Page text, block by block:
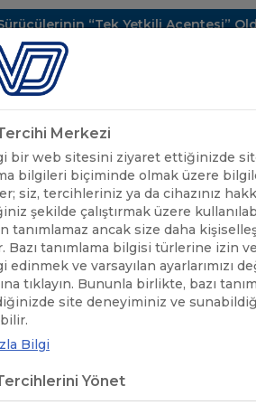
“Tek Yetkili Acentesi” Oldu!
SEKTÖREL BİLGİLER
UND'DEN HABERLER / UND-POLONYA
POLONYA PUESC-
Merkezi
bir web sitesini ziyaret ettiğinizde
bilgileri biçiminde olmak üzere
siz, tercihleriniz ya da cihazınız
şekilde çalıştırmak üzere
tanımlamaz ancak size daha
Bazı tanımlama bilgisi türlerine izin
edinmek ve varsayılan ayarlarımızı
tıklayın. Bununla birlikte, bazı
site deneyiminiz ve
Bilgi
Yönet